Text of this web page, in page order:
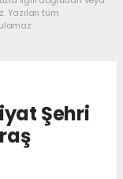
Yazılan tüm
Şehri